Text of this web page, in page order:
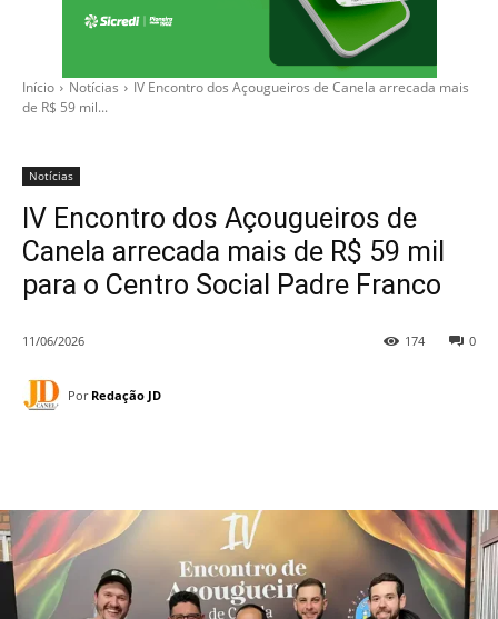
Início Notícias
IV Encontro dos Açougueiros de Canela arrecada mais
de R$ 59 mil...
Notícias
IV Encontro dos Açougueiros de
Canela arrecada mais de R$ 59 mil
para o Centro Social Padre Franco
11/06/2026 0
174
Por Redação JD